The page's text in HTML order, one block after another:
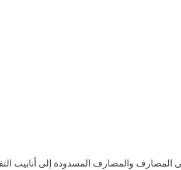
والمصارف المسدودة إلى أنابيب